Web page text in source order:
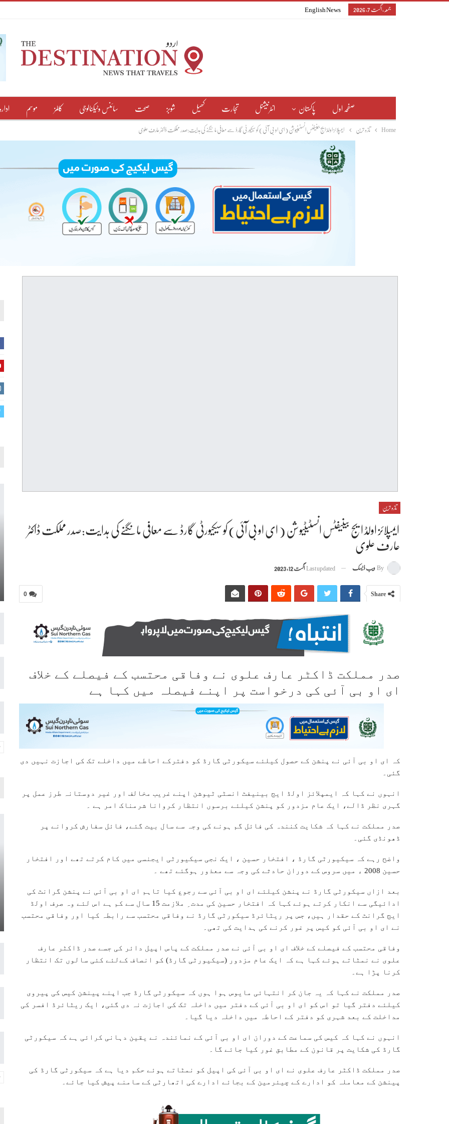
جمعہ, اگست 7, 2026 English News
صفحہ اول پاکستان انٹرنیشنل تجارت کھیل شوبز صحت سائنس وٹیکنالوجی کالمز موسم ادارہ
Home تازہ ترین ایمپلائز اولڈ ایج بینیفٹس انسٹیٹیوشن ( ای او بی آئی) کو سیکیورٹی گارڈ سے معافی مانگنے کی ہدایت:صدر مملکت ڈاکٹر عارف علوی
تازہ ترین
ایمپلائز اولڈ ایج بینیفٹس انسٹیٹیوشن ( ای او بی آئی) کو سیکیورٹی گارڈ سے معافی مانگنے کی ہدایت:صدر مملکت ڈاکٹر
عارف علوی
By ویب ڈیسک Last updated اگست 12, 2023
0 Share
صدر مملکت ڈاکٹر عارف علوی نے وفاقی محتسب کے فیصلے کے خلاف
ای او بی آئی کی درخواست پر اپنے فیصلہ میں کہا ہے
کہ ای او بی آئی نے پنشن کے حصول کیلئے سیکورٹی گارڈ کو دفترکے احاطے میں داخلے تک کی اجازت نہیں دی
گئی۔
انہوں نے کہا کہ ایمپلائز اولڈ ایج بینیفٹ انسٹی ٹیوشن اپنے غریب مخالف اور غیر دوستانہ طرز عمل پر
گہری نظر ڈالے، ایک عام مزدور کو پنشن کیلئے برسوں انتظار کروانا شرمناک امر ہے ۔
صدر مملکت نے کہا کہ شکایت کنندہ کی فائل گم ہونے کی وجہ سے سال بیت گئے، فائل سفارش کروانے پر
ڈھونڈی گئی۔
واضح رہے کہ سیکیورٹی گارڈ ، افتخار حسین ، ایک نجی سیکیورٹی ایجنسی میں کام کرتے تھے اور افتخار
حسین 2008 ء میں سروس کے دوران حادثے کی وجہ سے معذور ہوگئے تھے ۔
بعد ازاں سیکورٹی گارڈ نے پنشن کیلئے ای او بی آئی سے رجوع کیا تاہم ای او بی آئی نے پنشن گرانٹ کی
ادائیگی سے انکار کرتے ہوئے کہا کہ افتخار حسین کی مدت ِ ملازمت 15 سال سے کم ہے اس لئے وہ صرف اولڈ
ایج گرانٹ کے حقدار ہیں، جس پر ریٹائرڈ سیکورٹی گارڈ نے وفاقی محتسب سے رابطہ کیا اور وفاقی محتسب
نے ای او بی آئی کو کیس پر غور کرنے کی ہدایت کی تھی۔
وفاقی محتسب کے فیصلے کے خلاف ای او بی آئی نے صدر مملکت کے پاس اپیل دائر کی جسے صدر ڈاکٹر عارف
علوی نے نمٹاتے ہوئے کہا ہے کہ ایک عام مزدور (سیکیورٹی گارڈ) کو انصاف کےلئے کئی سالوں تک انتظار
کرنا پڑا ہے۔
صدر مملکت نے کہا کہ یہ جان کر انتہائی مایوس ہوا ہوں کہ سیکورٹی گارڈ جب اپنے پینشن کیس کی پیروی
کیلئے دفتر گیا تو اس کو ای او بی آئی کے دفتر میں داخلہ تک کی اجازت نہ دی گئی، ایک ریٹائرڈ افسر کی
مداخلت کے بعد شہری کو دفتر کے احاطہ میں داخلہ دیا گیا۔
انہوں نے کہا کہ کیس کی سماعت کے دوران ای او بی آئی کے نمائندہ نے یقین دہانی کرائی ہے کہ سیکورٹی
گارڈ کی شکایت پر قانون کے مطابق غور کیا جائے گا۔
صدر مملکت ڈاکٹر عارف علوی نے ای او بی آئی کی اپیل کو نمٹاتے ہوئے حکم دیا ہے کہ سیکورٹی گارڈ کی
پینشن کے معاملہ کو ادارے کے چیئرمین کے بجائے ادارے کی اتھارٹی کے سامنے پیش کیا جائے۔